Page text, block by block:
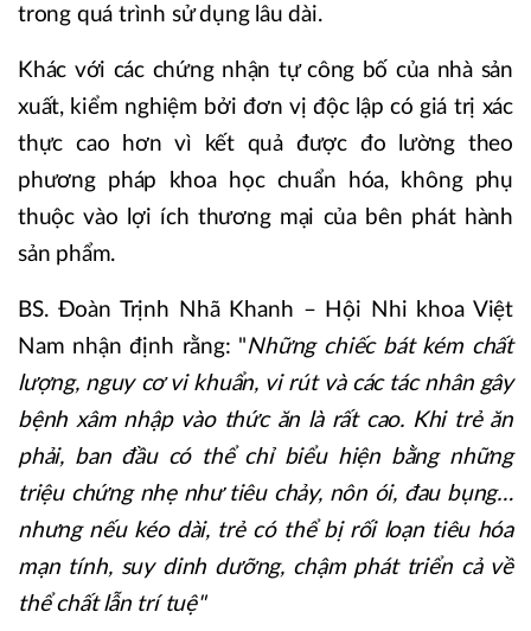
trong quá trình sử dụng lâu dài.
Khác với các chứng nhận tự công bố của nhà sản
xuất, kiểm nghiệm bởi đơn vị độc lập có giá trị xác
thực cao hơn vì kết quả được đo lường theo
phương pháp khoa học chuẩn hóa, không phụ
thuộc vào lợi ích thương mại của bên phát hành
sản phẩm.
BS. Đoàn Trịnh Nhã Khanh – Hội Nhi khoa Việt
Nam nhận định rằng: "Những chiếc bát kém chất
lượng, nguy cơ vi khuẩn, vi rút và các tác nhân gây
bệnh xâm nhập vào thức ăn là rất cao. Khi trẻ ăn
phải, ban đầu có thể chỉ biểu hiện bằng những
triệu chứng nhẹ như tiêu chảy, nôn ói, đau bụng…
nhưng nếu kéo dài, trẻ có thể bị rối loạn tiêu hóa
mạn tính, suy dinh dưỡng, chậm phát triển cả về
thể chất lẫn trí tuệ"